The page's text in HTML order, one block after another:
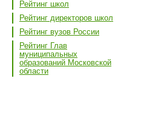
Рейтинг школ
Рейтинг директоров школ
Рейтинг вузов России
Рейтинг Глав
муниципальных
образований Московской
области